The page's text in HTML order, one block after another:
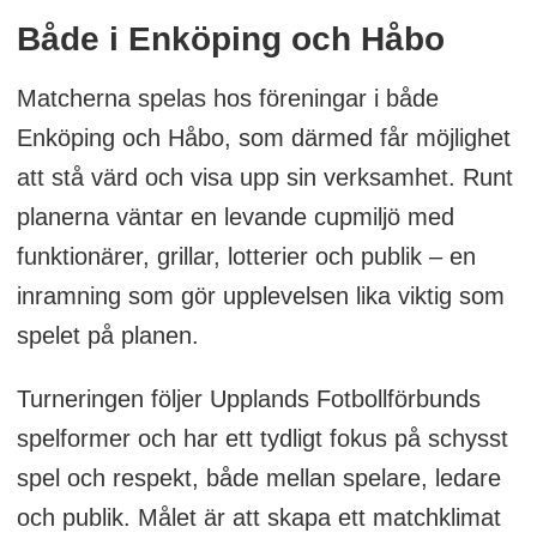
Både i Enköping och Håbo
Matcherna spelas hos föreningar i både
Enköping och Håbo, som därmed får möjlighet
att stå värd och visa upp sin verksamhet. Runt
planerna väntar en levande cupmiljö med
funktionärer, grillar, lotterier och publik – en
inramning som gör upplevelsen lika viktig som
spelet på planen.
Turneringen följer Upplands Fotbollförbunds
spelformer och har ett tydligt fokus på schysst
spel och respekt, både mellan spelare, ledare
och publik. Målet är att skapa ett matchklimat